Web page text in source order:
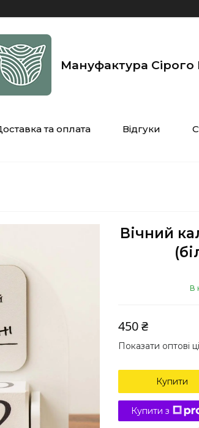
Мануфактура Сірого
та оплата Відгуки
Вічний
В
450 ₴
Показати оптові
Купити
Купити з